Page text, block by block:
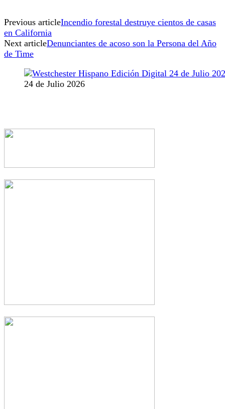
Previous articleIncendio forestal destruye cientos de casas
en California
Next articleDenunciantes de acoso son la Persona del Año
de Time
24 de Julio 2026